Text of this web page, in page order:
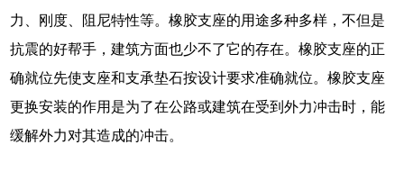
力、刚度、阻尼特性等。橡胶支座的用途多种多样，不但是
抗震的好帮手，建筑方面也少不了它的存在。橡胶支座的正
确就位先使支座和支承垫石按设计要求准确就位。橡胶支座
更换安装的作用是为了在公路或建筑在受到外力冲击时，能
缓解外力对其造成的冲击。